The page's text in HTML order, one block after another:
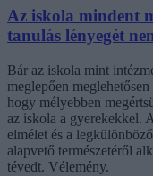
Az iskola mindent
tanulás lényegét
Bár az iskola mint
meglepően
hogy mélyebben
az iskola a gyerekekkel.
elmélet és a
alapvető természetéről
tévedt. Vélemény.